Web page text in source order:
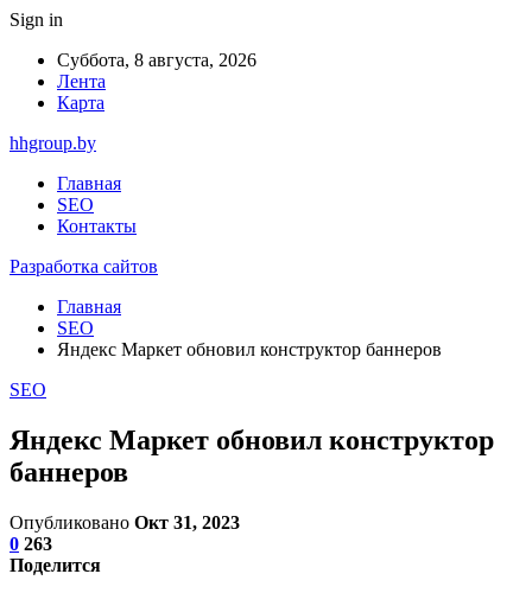
Sign in
Суббота, 8 августа, 2026
Лента
Карта
hhgroup.by
Главная
SEO
Контакты
Разработка сайтов
Главная
SEO
Яндекс Маркет обновил конструктор баннеров
SEO
Яндекс Маркет обновил конструктор
баннеров
Опубликовано Окт 31, 2023
0 263
Поделится